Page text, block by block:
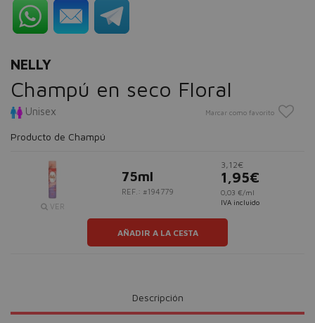
NELLY
Champú en seco Floral
Unisex Marcar como favorito
Producto de Champú
VER
75ml
REF.: #194779
3,12€
1,95€
0,03 €/ml
IVA incluido
AÑADIR A LA CESTA
Descripción